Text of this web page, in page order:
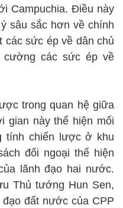
Campuchia. Điều này
sâu sắc hơn về chính
các sức ép về dân chủ
cường các sức ép về
trong quan hệ giữa
gian này thể hiện mối
tính chiến lược ở khu
đối ngoại thể hiện
lãnh đạo hai nước.
Thủ tướng Hun Sen,
đất nước của CPP